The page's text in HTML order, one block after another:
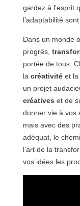
gardez à l’esprit
l’adaptabilité
Dans un monde
progrès,
portée de tous.
la créativitéet la
un projet
créatives et de
donner vie à vos
mais avec des
adéquat, le
l’art de la
vos idées les